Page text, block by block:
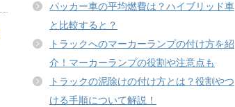
パッカー車の平均燃費は？ハイブリッド車
と比較すると？
トラックへのマーカーランプの付け方を紹
介！マーカーランプの役割や注意点も
トラックの泥除けの付け方とは？役割やつ
ける手順について解説！